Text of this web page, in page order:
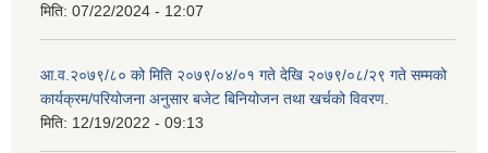
मिति: 07/22/2024 - 12:07
आ.व.२०७९/८० को मिति २०७९/०४/०१ गते देखि २०७९/०८/२९ गते सम्मको
कार्यक्रम/परियोजना अनुसार बजेट बिनियोजन तथा खर्चको विवरण.
मिति: 12/19/2022 - 09:13